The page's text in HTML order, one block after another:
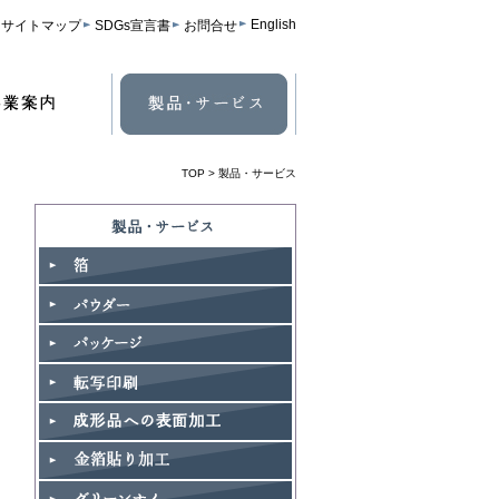
サイトマップ SDGs宣言書 お問合せ English
TOP > 製品・サービス